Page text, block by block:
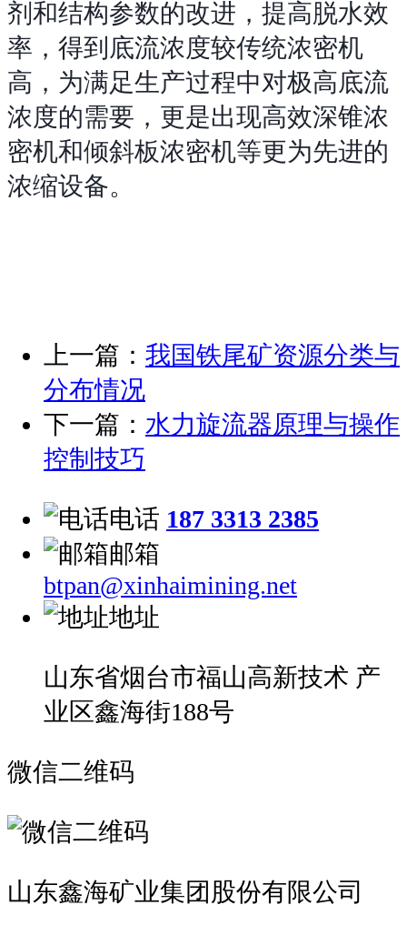
剂和结构参数的改进，提高脱水效
率，得到底流浓度较传统浓密机
高，为满足生产过程中对极高底流
浓度的需要，更是出现高效深锥浓
密机和倾斜板浓密机等更为先进的
浓缩设备。
上一篇： 我国铁尾矿资源分类与
分布情况
下一篇： 水力旋流器原理与操作
控制技巧
电话 187 3313 2385
邮箱
btpan@xinhaimining.net
地址
山东省烟台市福山高新技术 产
业区鑫海街188号
微信二维码
山东鑫海矿业集团股份有限公司